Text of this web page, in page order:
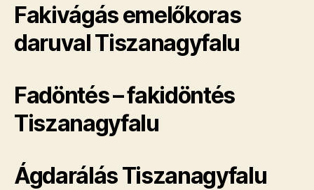
Fakivágás emelőkoras
daruval Tiszanagyfalu
Fadöntés – fakidöntés
Tiszanagyfalu
Ágdarálás Tiszanagyfalu